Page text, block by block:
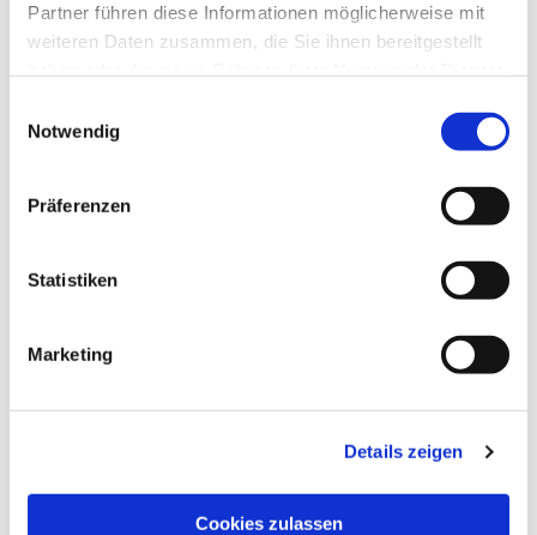
Partner führen diese Informationen möglicherweise mit
weiteren Daten zusammen, die Sie ihnen bereitgestellt
Notwendig
Präferenzen
Statistiken
Marketing
Details zeigen
Cookies zulassen